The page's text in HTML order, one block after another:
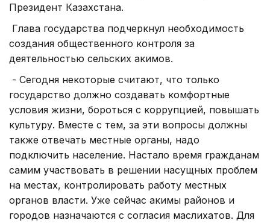
Президент Казахстана.
Глава государства подчеркнул необходимость
создания общественного контроля за
деятельностью сельских акимов.
- Сегодня некоторые считают, что только
государство должно создавать комфортные
условия жизни, бороться с коррупцией, повышать
культуру. Вместе с тем, за эти вопросы должны
также отвечать местные органы, надо
подключить население. Настало время гражданам
самим участвовать в решении насущных проблем
на местах, контролировать работу местных
органов власти. Уже сейчас акимы районов и
городов назначаются с согласия маслихатов. Для